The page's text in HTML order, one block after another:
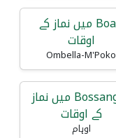
Boali میں نماز کے
اوقات
Ombella-M'Poko
Bossangoa میں نماز
کے اوقات
اوہام